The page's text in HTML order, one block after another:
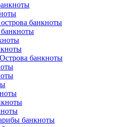
банкноты
банкноты
банкноты